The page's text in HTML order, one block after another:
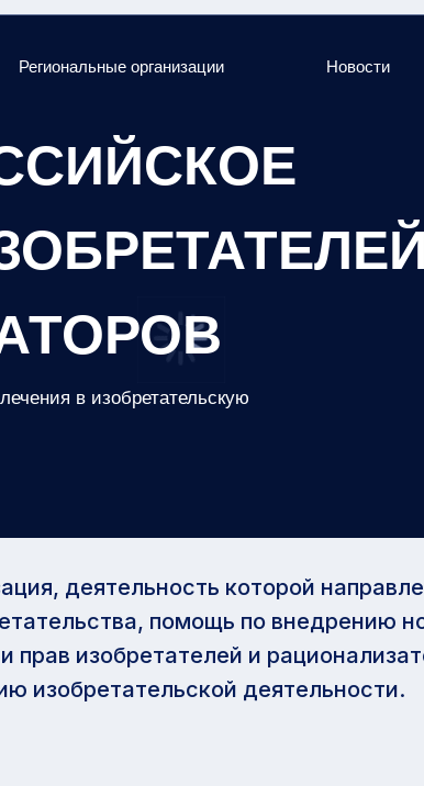
Новости
в изобретательскую
Региональные организации
деятельность которой
помощь по внедрению
прав изобретателей и
изобретательской деятельности.